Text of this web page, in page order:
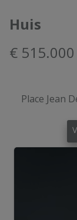
Huis
€ 515.000
Place Jean